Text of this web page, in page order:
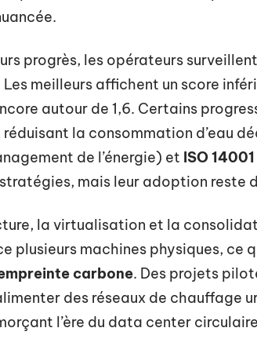
progrès, les opérateurs
meilleurs affichent un score
autour de 1,6. Certains
la consommation d’eau
de l’énergie) et ISO 14001
mais leur adoption reste
la virtualisation et la
plusieurs machines physiques, ce
carbone. Des projets
des réseaux de chauffage
l’ère du data center